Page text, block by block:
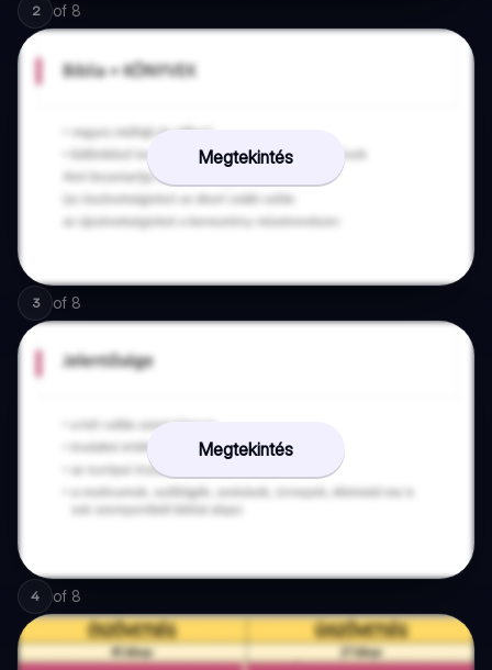
2 of 8
Megtekintés
3 of 8
Megtekintés
4 of 8